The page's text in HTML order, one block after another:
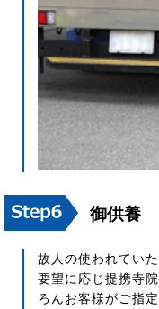
御供養
故人の使われてい
要望に応じ提携寺
ろんお客様がご指